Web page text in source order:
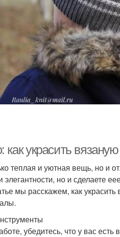
как украсить
теплая и уютная вещь, но и
элегантности, но и
мы расскажем, как
убедитесь, что у вас